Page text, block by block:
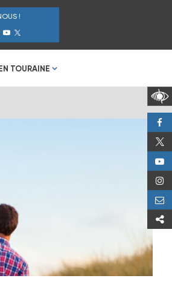
!
TOURAINE